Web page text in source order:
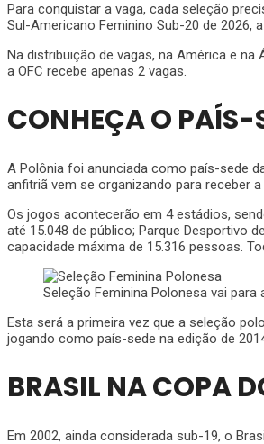
Para conquistar a vaga, cada seleção
Sul-Americano Feminino Sub-20 de 2026, a
Na distribuição de vagas, na América e na
a OFC recebe apenas 2 vagas.
CONHEÇA O PAÍS-
A Polônia foi anunciada como país-sede
anfitriã vem se organizando para receber
Os jogos acontecerão em 4 estádios,
até 15.048 de público; Parque Desportivo
capacidade máxima de 15.316 pessoas.
Seleção Feminina Polonesa vai
Esta será a primeira vez que a seleção
jogando como país-sede na edição de
BRASIL NA COPA
Em 2002, ainda considerada sub-19, o